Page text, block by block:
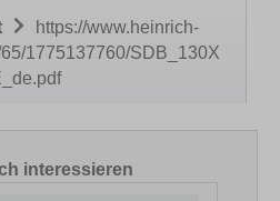
https://www.heinrich-
1775137760/SDB_130X
interessieren